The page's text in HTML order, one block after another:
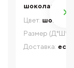
шоколад
Цвет: шоколад
Размер
Доставка: есть